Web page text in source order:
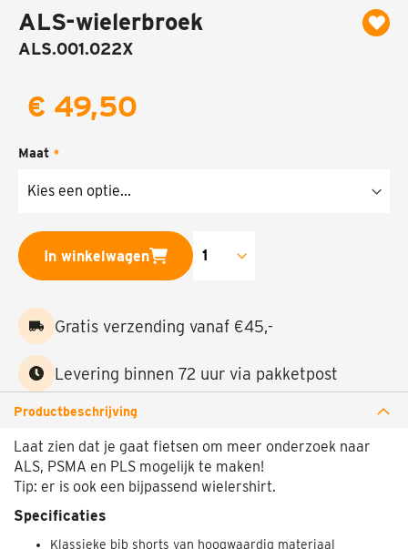
naar
begin
afbeeldingen-
ALS-wielerbroek
ALS.001.022X
€ 49,50
Maat
In winkelwagen
Gratis verzending vanaf €45,-
Levering binnen 72 uur via pakketpost
Productbeschrijving
Laat zien dat je gaat fietsen om meer onderzoek naar
ALS, PSMA en PLS mogelijk te maken!
Tip: er is ook een bijpassend wielershirt.
Specificaties
Klassieke bib shorts van hoogwaardig materiaal